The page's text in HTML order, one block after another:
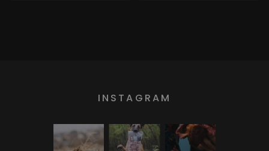
INSTAGRAM